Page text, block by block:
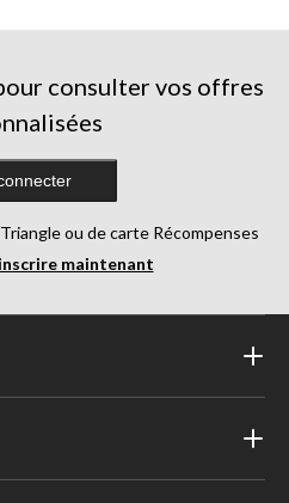
consulter vos offres
ou de carte Récompenses
maintenant